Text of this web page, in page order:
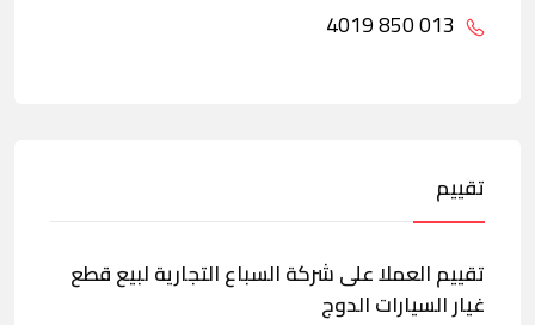
تقييم
تقييم العملا على شركة السباع التجارية لبيع قطع
غيار السيارات الدوج